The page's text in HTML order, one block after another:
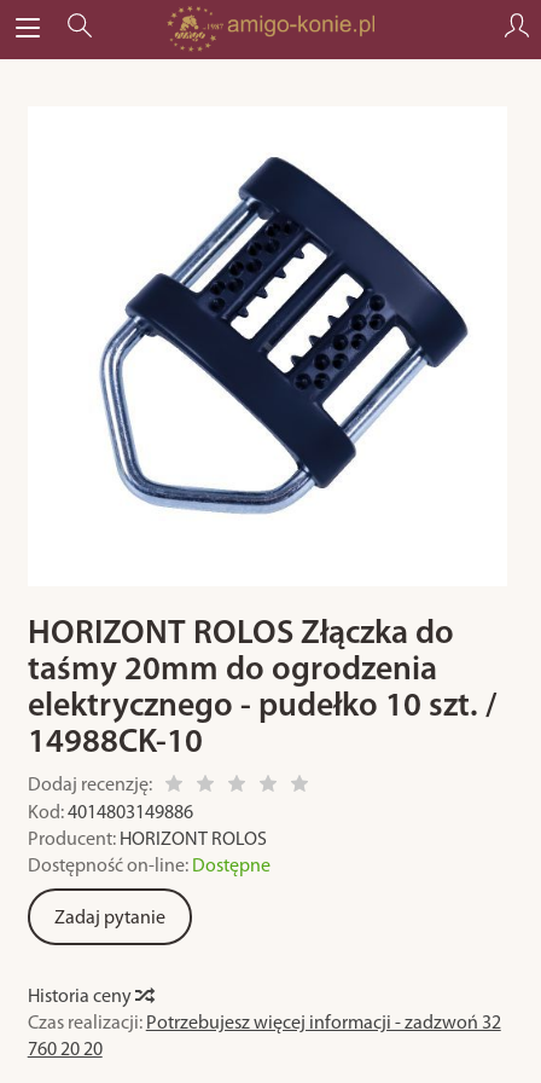
HORIZONT ROLOS Złączka do
taśmy 20mm do ogrodzenia
elektrycznego - pudełko 10 szt. /
14988CK-10
Dodaj recenzję:
Kod: 4014803149886
Producent: HORIZONT ROLOS
Dostępność on-line: Dostępne
Zadaj pytanie
Historia ceny
Czas realizacji: Potrzebujesz więcej informacji - zadzwoń 32
760 20 20